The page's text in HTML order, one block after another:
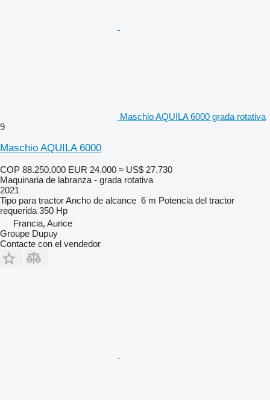
Maschio AQUILA 6000 grada rotativa
9
Maschio AQUILA 6000
COP 88.250.000 EUR 24.000 ≈ US$ 27.730
Maquinaria de labranza - grada rotativa
2021
Tipo para tractorAncho de alcance 6 m Potencia del tractor
requerida 350 Hp
Francia, Aurice
Groupe Dupuy
Contacte con el vendedor